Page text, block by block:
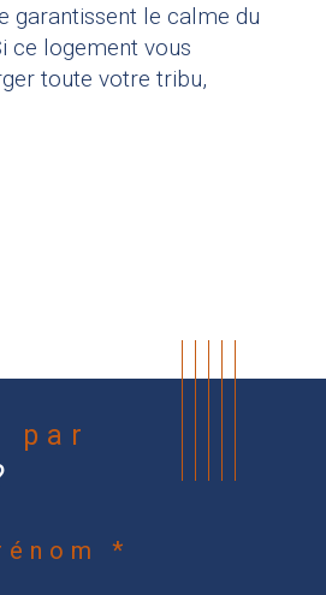
garantissent le calme du
ce logement vous
toute votre tribu,
par
*